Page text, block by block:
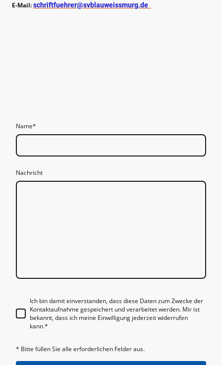
E-Mail:schriftfuehrer@svblauweissmurg.de
Name*
Nachricht
Ich bin damit einverstanden, dass diese Daten zum Zwecke der
Kontaktaufnahme gespeichert und verarbeitet werden. Mir ist
bekannt, dass ich meine Einwilligung jederzeit widerrufen
kann.*
* Bitte füllen Sie alle erforderlichen Felder aus.